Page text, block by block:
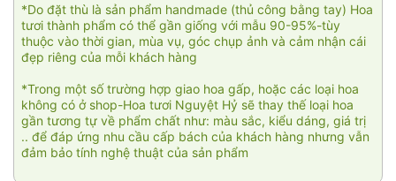
*Do đặt thù là sản phẩm handmade (thủ công bằng tay) Hoa
tươi thành phẩm có thể gần giống với mẫu 90-95%-tùy
thuộc vào thời gian, mùa vụ, góc chụp ảnh và cảm nhận cái
đẹp riêng của mỗi khách hàng
*Trong một số trường hợp giao hoa gấp, hoặc các loại hoa
không có ở shop-Hoa tươi Nguyệt Hỷ sẽ thay thế loại hoa
gần tương tự về phẩm chất như: màu sắc, kiểu dáng, giá trị
.. để đáp ứng nhu cầu cấp bách của khách hàng nhưng vẫn
đảm bảo tính nghệ thuật của sản phẩm